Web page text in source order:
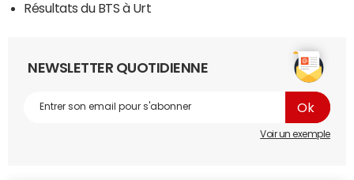
Résultats du BTS à Urt
NEWSLETTER QUOTIDIENNE
Voir un exemple